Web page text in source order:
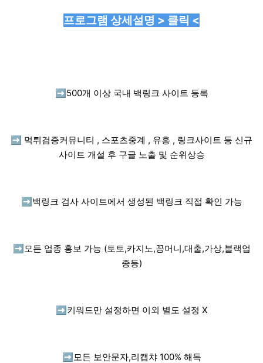
프로그램 상세설명 > 클릭 <
➡️ 500개 이상 국내 백링크 사이트 등록
➡️ 먹튀검증커뮤니티 , 스포츠중계 , 유흥 , 링크사이트 등 신규
사이트 개설 후 구글 노출 및 순위상승
➡️ 백링크 검사 사이트에서 생성된 백링크 직접 확인 가능
➡️ 모든 업종 홍보 가능 (토토,카지노,꽁머니,대출,가상,블랙업
종등)
➡️ 키워드만 설정하면 이외 별도 설정 X
➡️ 모든 보안문자,리캡챠 100% 해독